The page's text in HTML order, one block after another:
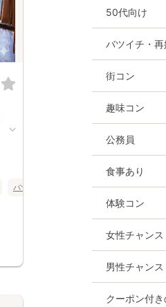
バツイチ・再婚 街コン 食事あり
50代向け
バツイチ・再
街コン
趣味コン
公務員
食事あり
体験コン
女性チャンス
男性チャンス
クーポン付